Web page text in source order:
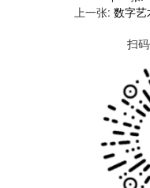
上一张: 数字艺
扫